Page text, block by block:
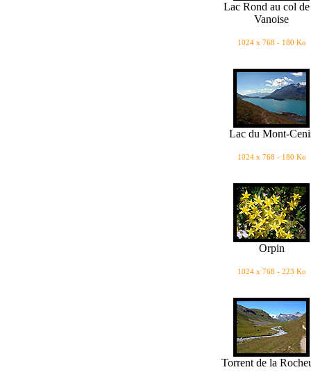
Lac Rond au col
Vanoise
1024 x 768 - 180 Ko
Lac du Mont-
1024 x 768 - 180 Ko
Orpin
1024 x 768 - 223 Ko
Torrent de la